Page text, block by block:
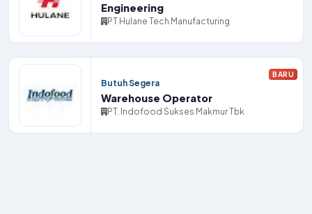
Engineering
PT Hulane Tech Manufacturing
Butuh Segera
Warehouse Operator
PT. Indofood Sukses Makmur Tbk
BARU